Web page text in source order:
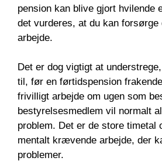
pension kan blive gjort hvilende
det vurderes, at du kan forsørge
arbejde.
Det er dog vigtigt at
til, før en førtidspension
frivilligt arbejde om ugen som
bestyrelsesmedlem vil normalt
problem. Det er de store timetal
mentalt krævende arbejde, der
problemer.